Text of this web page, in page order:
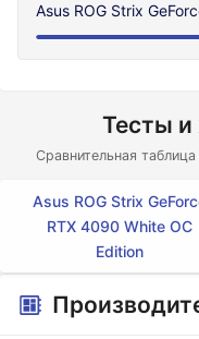
Asus ROG Strix
Тесты и
Сравнительная
Asus ROG Strix
RTX 4090 White OC
Edition